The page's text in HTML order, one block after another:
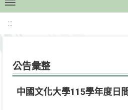
:::
公告彙整
中國文化大學115學年度日